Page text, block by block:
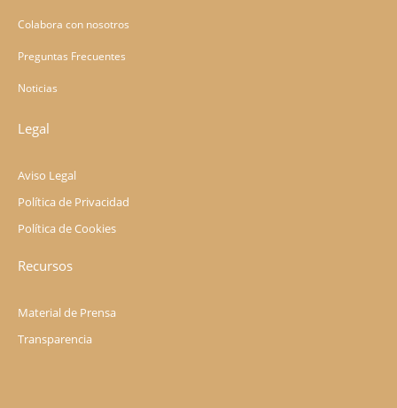
Colabora con nosotros
Preguntas Frecuentes
Noticias
Legal
Aviso Legal
Política de Privacidad
Política de Cookies
Recursos
Material de Prensa
Transparencia